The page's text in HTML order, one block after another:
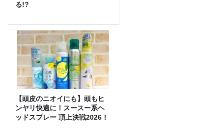
る!?
【頭皮のニオイにも】頭もヒ
ンヤリ快適に！スースー系ヘ
ッドスプレー 頂上決戦2026！